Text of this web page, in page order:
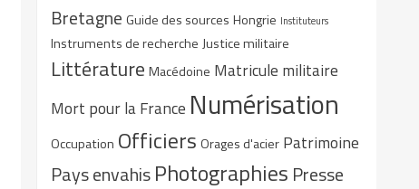
Bretagne Guide des sources Hongrie Instituteurs
Instruments de recherche Justice militaire
Littérature Macédoine Matricule militaire
Mort pour la France Numérisation
Occupation Officiers Orages d'acier Patrimoine
Pays envahisPhotographies Presse